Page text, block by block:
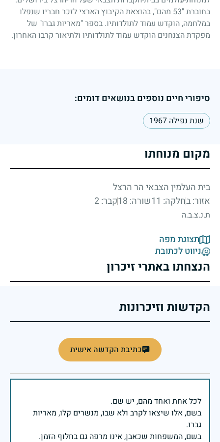
בחוברת53" מהם", בהוצאת הקיבוץ הארצי לזכר חבריו שנפלו
במלחמה, הוקדש עמוד לתולדותיו. בספר "מאריות גברו" של
מפקדת הצנחנים הוקדש עמוד לתולדותיו ולתיאור קרבו האחרון.
סיפורי חיים נוספים בנושאים דומים:
שנת נפילה 1967
מקום מנוחתו
בית העלמין הצבאי הר הרצל
אזור: בחלקה: 11 שורה: 18 קבר: 2
ת.נ.צ.ב.ה
תצוגת מפה
ניווט לכתובת
הנצחתו באתרי זיכרון
הקדשות וזיכרונות
כתיבת הקדשה אישית
בשם, אלו שיצאו לקרב ולא שבו, מנשרים קלו, מאריות